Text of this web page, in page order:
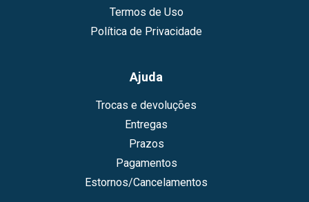
Termos de Uso
Política de Privacidade
Ajuda
Trocas e devoluções
Entregas
Prazos
Pagamentos
Estornos/Cancelamentos